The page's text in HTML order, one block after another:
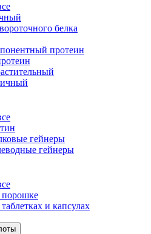
белка
протеин
гейнеры
гейнеры
порошке
и капсулах